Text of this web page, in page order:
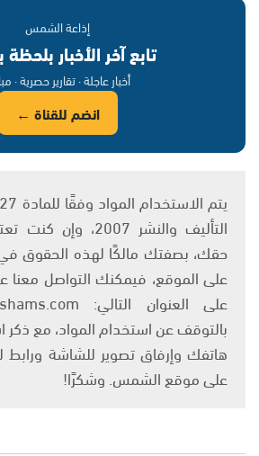
إذاعة الشمس
تابع آخر الأخبار
أخبار عاجلة · تقارير حصرية ·
انضم للقناة ←
التأليف والنشر
حقك، بصفتك مالكًا لهذه الحقوق في
على الموقع، فيمكنك التواصل معنا
بالتوقف عن استخدام المواد، مع
هاتفك وإرفاق تصوير للشاشة
على موقع الشمس. وشكرًا!